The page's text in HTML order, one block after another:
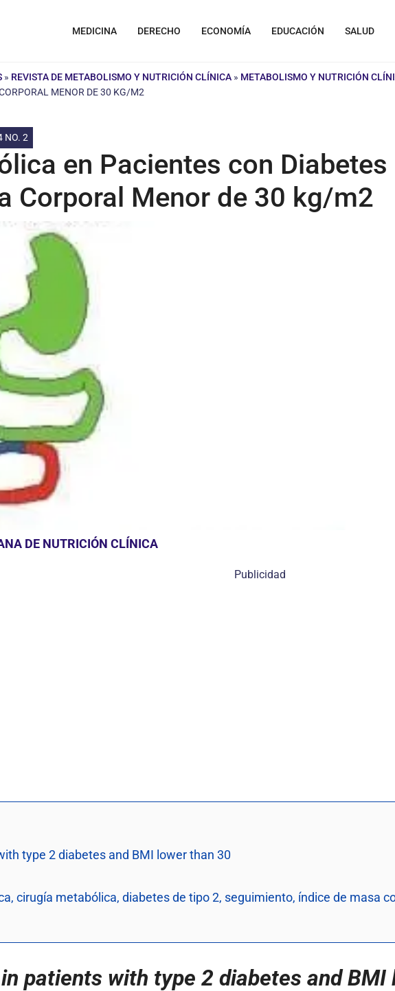
MEDICINA DERECHO ECONOMÍA EDUCACIÓN SALUD
» REVISTA DE METABOLISMO Y NUTRICIÓN CLÍNICA » METABOLISMO Y NUTRICIÓN
MENOR DE 30 KG/M2
NO. 2
en Pacientes con
Corporal Menor de 30 kg/m2
DE NUTRICIÓN CLÍNICA
Publicidad
type 2 diabetes and BMI lower than 30
cirugía metabólica, diabetes de tipo 2, seguimiento, índice de masa
patients with type 2 diabetes and BMI